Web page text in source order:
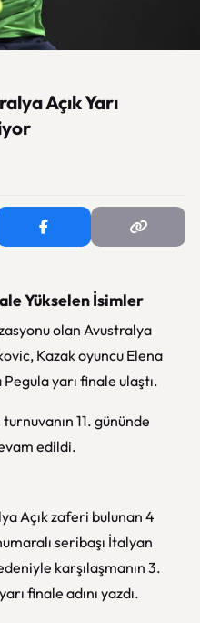
Açık Yarı
Yükselen İsimler
olan Avustralya
Kazak oyuncu Elena
yarı finale ulaştı.
11. gününde
edildi.
Açık zaferi bulunan 4
seribaşı İtalyan
karşılaşmanın 3.
finale adını yazdı.